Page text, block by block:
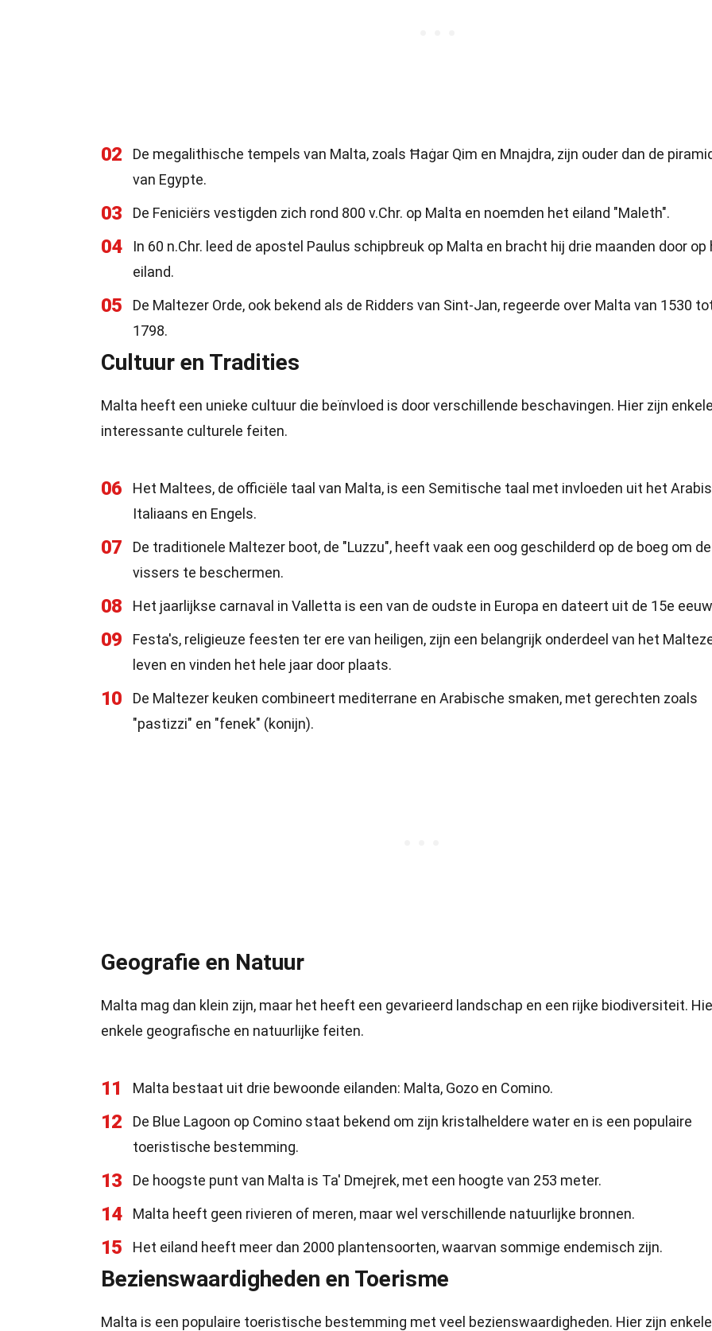
02
De megalithische tempels van Malta, zoals Ħaġar Qim en Mnajdra, zijn ouder dan de
van Egypte.
03 De Feniciërs vestigden zich rond 800 v.Chr. op Malta en noemden het eiland "Maleth".
04
In 60 n.Chr. leed de apostel Paulus schipbreuk op Malta en bracht hij drie maanden door op
eiland.
05
De Maltezer Orde, ook bekend als de Ridders van Sint-Jan, regeerde over Malta van 1530
1798.
Cultuur en Tradities
Malta heeft een unieke cultuur die beïnvloed is door verschillende beschavingen. Hier zijn
interessante culturele feiten.
06
Het Maltees, de officiële taal van Malta, is een Semitische taal met invloeden uit het
Italiaans en Engels.
07
De traditionele Maltezer boot, de "Luzzu", heeft vaak een oog geschilderd op de boeg om de
vissers te beschermen.
08 Het jaarlijkse carnaval in Valletta is een van de oudste in Europa en dateert uit de 15e
09
Festa's, religieuze feesten ter ere van heiligen, zijn een belangrijk onderdeel van het
leven en vinden het hele jaar door plaats.
10
De Maltezer keuken combineert mediterrane en Arabische smaken, met gerechten zoals
"pastizzi" en "fenek" (konijn).
Geografie en Natuur
Malta mag dan klein zijn, maar het heeft een gevarieerd landschap en een rijke biodiversiteit.
enkele geografische en natuurlijke feiten.
11 Malta bestaat uit drie bewoonde eilanden: Malta, Gozo en Comino.
12
De Blue Lagoon op Comino staat bekend om zijn kristalheldere water en is een populaire
toeristische bestemming.
13 De hoogste punt van Malta is Ta' Dmejrek, met een hoogte van 253 meter.
14 Malta heeft geen rivieren of meren, maar wel verschillende natuurlijke bronnen.
15 Het eiland heeft meer dan 2000 plantensoorten, waarvan sommige endemisch zijn.
Bezienswaardigheden en Toerisme
Malta is een populaire toeristische bestemming met veel bezienswaardigheden. Hier zijn enkele